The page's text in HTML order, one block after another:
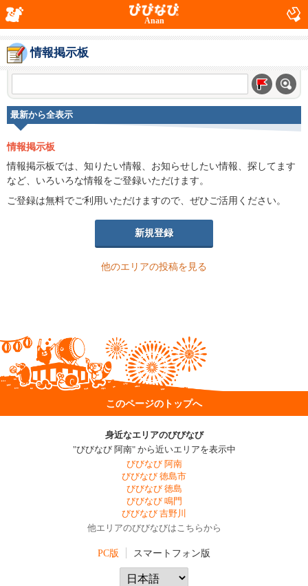
Anan
情報掲示板
最新から全表示
情報掲示板
情報掲示板では、知りたい情報、お知らせしたい情報、探してます
など、いろいろな情報をご登録いただけます。
ご登録は無料でご利用いただけますので、ぜひご活用ください。
新規登録
他のエリアの投稿を見る
このページのトップへ
身近なエリアのびびなび
"びびなび 阿南" から近いエリアを表示中
びびなび 阿南
びびなび 徳島市
びびなび 徳島
びびなび 鳴門
びびなび 吉野川
他エリアのびびなびはこちらから
PC版 スマートフォン版